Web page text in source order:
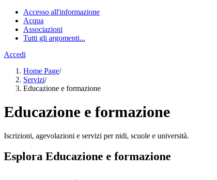
Accesso all'informazione
Acqua
Associazioni
Tutti gli argomenti...
Accedi
Home Page/
Servizi/
Educazione e formazione
Educazione e formazione
Iscrizioni, agevolazioni e servizi per nidi, scuole e università.
Esplora Educazione e formazione